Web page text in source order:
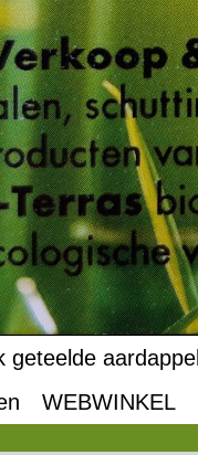
geteelde
WEBWINKEL